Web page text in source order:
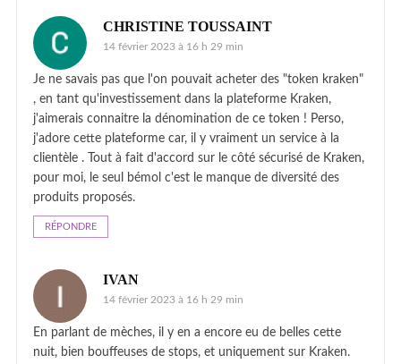
CHRISTINE TOUSSAINT
14 février 2023 à 16 h 29 min
Je ne savais pas que l'on pouvait acheter des "token kraken"
, en tant qu'investissement dans la plateforme Kraken,
j'aimerais connaitre la dénomination de ce token ! Perso,
j'adore cette plateforme car, il y vraiment un service à la
clientèle . Tout à fait d'accord sur le côté sécurisé de Kraken,
pour moi, le seul bémol c'est le manque de diversité des
produits proposés.
RÉPONDRE
IVAN
14 février 2023 à 16 h 29 min
En parlant de mèches, il y en a encore eu de belles cette
nuit, bien bouffeuses de stops, et uniquement sur Kraken.